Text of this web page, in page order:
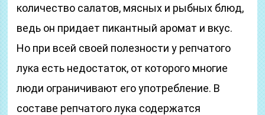
количество салатов, мясных и рыбных блюд,
ведь он придает пикантный аромат и вкус.
Но при всей своей полезности у репчатого
лука есть недостаток, от которого многие
люди ограничивают его употребление. В
составе репчатого лука содержатся